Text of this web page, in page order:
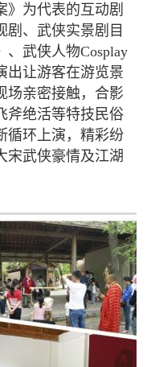
》为代表的互动剧
剧、武侠实景剧目
武侠人物Cosplay
出让游客在游览景
场亲密接触，合影
斧绝活等特技民俗
循环上演，精彩纷
宋武侠豪情及江湖